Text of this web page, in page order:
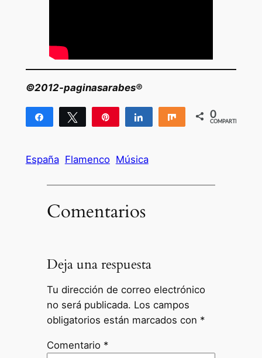
©2012-paginasarabes®
Compartir Twittear Compartir Compartir
0
COMPARTIR
España Flamenco Música
Comentarios
Deja una respuesta
Tu dirección de correo electrónico
no será publicada. Los campos
obligatorios están marcados con *
Comentario *